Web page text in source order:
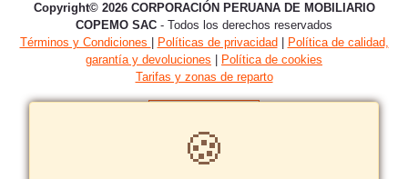
Copyright© 2026 CORPORACIÓN PERUANA DE MOBILIARIO
COPEMO SAC - Todos los derechos reservados
Términos y Condiciones
Políticas de privacidad
Política de calidad,
garantía y devoluciones
Política de cookies
Tarifas y zonas de reparto
🍪